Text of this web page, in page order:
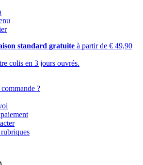
standard gratuite à partir de € 49,90
colis en 3 jours ouvrés.
?